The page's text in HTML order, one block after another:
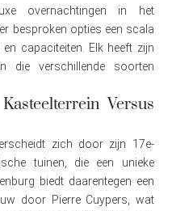
overnachtingen in het
besproken opties een scala
capaciteiten. Elk heeft zijn
die verschillende soorten
Versus
zich door zijn 17e-
tuinen, die een unieke
biedt daarentegen een
door Pierre Cuypers, wat